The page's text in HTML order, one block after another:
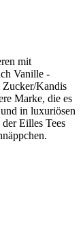
mit
Vanille -
Zucker/Kandis
Marke, die es
in luxuriösen
Eilles Tees